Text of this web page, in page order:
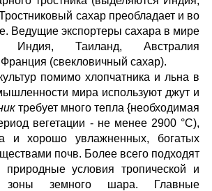
сахар преобладает и во
Ведущие экспортеры сахара в мире
Таиланд, Австралия
(свекловичный сахар).
помимо хлопчатника и льна в
мира используют джут и
требует много тепла {необходимая
вегетации - не менее 2900 °С),
и хорошо увлажненных, богатых
почв. Более всего подходят
природные условия тропической и
зоны земного шара. Главные